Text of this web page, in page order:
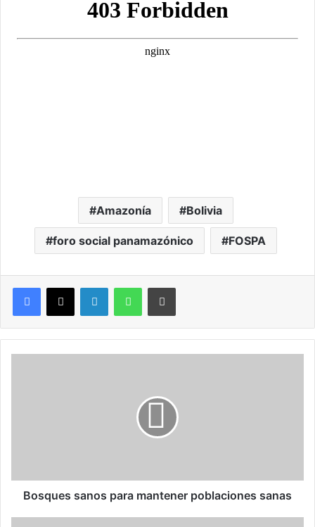
Amazonía Bolivia
foro social panamazónico FOSPA
a
Bosques sanos para mantener poblaciones sanas